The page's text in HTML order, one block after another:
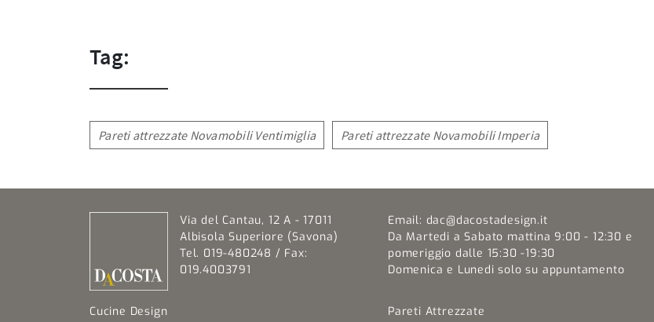
Tag:
Pareti attrezzate Novamobili Ventimiglia Pareti attrezzate Novamobili Imperia
Via del Cantau, 12 A - 17011
Albisola Superiore (Savona)
Tel. 019-480248 / Fax:
019.4003791
Email: dac@dacostadesign.it
Da Martedi a Sabato mattina 9:00 - 12:30 e
pomeriggio dalle 15:30 -19:30
Domenica e Lunedi solo su appuntamento
Cucine Design
Pareti Attrezzate